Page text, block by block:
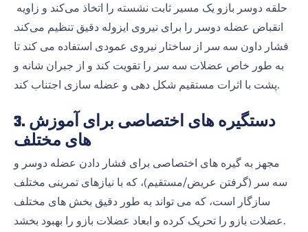
انقباض عضله دوسر را برای نیروی ایزوله دقیق تنظیم می‌کند.
فشار داون سه سر از ساختار نیروی عمودی استفاده می کند تا
به طور خاص عضلات سه سر را تقویت کند و از جبران شانه و
پشت با اثرات مستقیم شکل دهی و عضله سازی اجتناب کند.
3. دستگیره های اختصاصی برای آموزش
مجهز به گیره های اختصاصی برای فشار دادن عضله دوسر و
سه سر (گرفتن عریض/مستقیم)، که با نیازهای تمرینی مختلف
سازگار است، که می تواند به طور دقیق بخش های مختلف
عضلات بازو را تحریک کرده و ابعاد عضلات بازو را بهبود بخشد.